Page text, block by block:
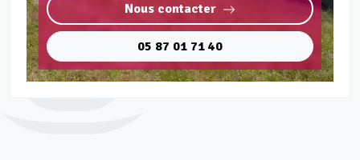
Nous contacter
05 87 01 71 40